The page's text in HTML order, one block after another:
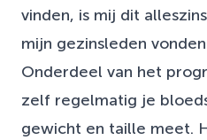
vinden, is mij dit
mijn gezinsleden
Onderdeel van het
zelf regelmatig je
gewicht en taille meet.